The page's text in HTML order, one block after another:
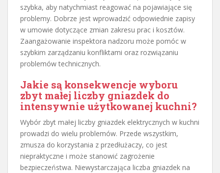
szybka, aby natychmiast reagować na pojawiające się
problemy. Dobrze jest wprowadzić odpowiednie zapisy
w umowie dotyczące zmian zakresu prac i kosztów.
Zaangażowanie inspektora nadzoru może pomóc w
szybkim zarządzaniu konfliktami oraz rozwiązaniu
problemów technicznych.
Jakie są konsekwencje wyboru
zbyt małej liczby gniazdek do
intensywnie użytkowanej kuchni?
Wybór zbyt małej liczby gniazdek elektrycznych w kuchni
prowadzi do wielu problemów. Przede wszystkim,
zmusza do korzystania z przedłużaczy, co jest
niepraktyczne i może stanowić zagrożenie
bezpieczeństwa. Niewystarczająca liczba gniazdek na